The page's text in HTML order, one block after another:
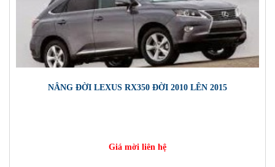
NÂNG ĐỜI LEXUS RX350 ĐỜI 2010 LÊN 2015
Giá mời liên hệ